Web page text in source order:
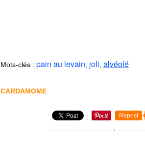
Mots-clés : pain au levain joli alvéolé
CARDAMOME
Repost